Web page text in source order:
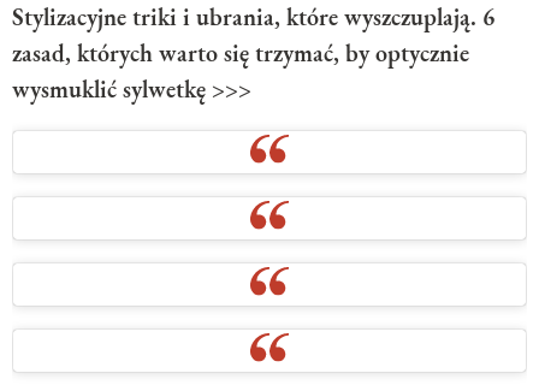
Stylizacyjne triki i ubrania, które wyszczuplają. 6
zasad, których warto się trzymać, by optycznie
wysmuklić sylwetkę >>>